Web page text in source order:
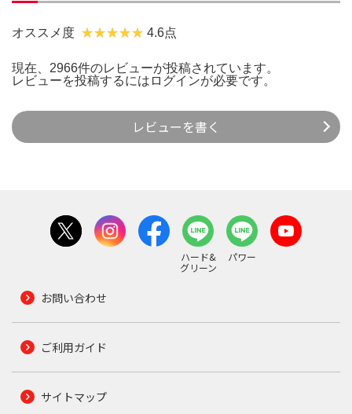
オススメ度 4.6点
現在、2966件のレビューが投稿されています。
レビューを投稿するには ログインが必要です。
レビューを書く
ハード&
グリーン
パワー
お問い合わせ
ご利用ガイド
サイトマップ